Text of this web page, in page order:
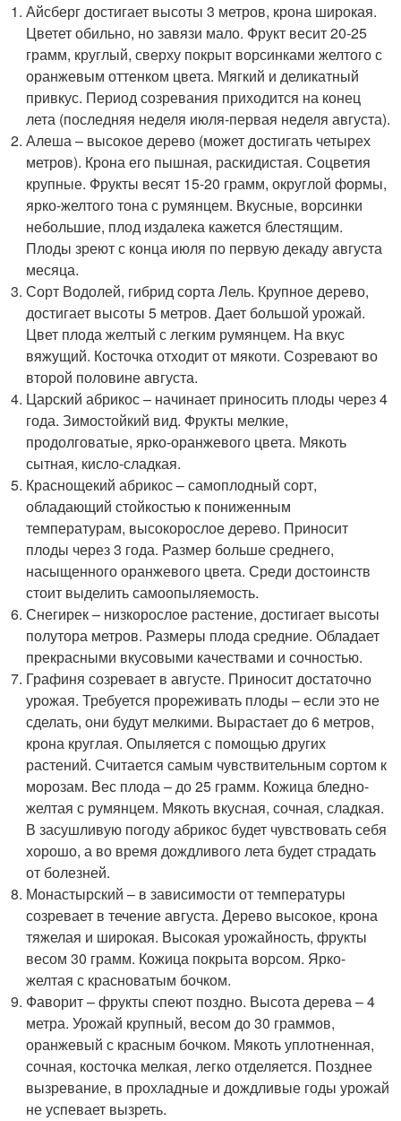
Айсберг достигает высоты 3 метров, крона широкая.
Цветет обильно, но завязи мало. Фрукт весит 20-25
грамм, круглый, сверху покрыт ворсинками желтого с
оранжевым оттенком цвета. Мягкий и деликатный
привкус. Период созревания приходится на конец
лета (последняя неделя июля-первая неделя августа).
Алеша – высокое дерево (может достигать четырех
метров). Крона его пышная, раскидистая. Соцветия
крупные. Фрукты весят 15-20 грамм, округлой формы,
ярко-желтого тона с румянцем. Вкусные, ворсинки
небольшие, плод издалека кажется блестящим.
Плоды зреют с конца июля по первую декаду августа
месяца.
Сорт Водолей, гибрид сорта Лель. Крупное дерево,
достигает высоты 5 метров. Дает большой урожай.
Цвет плода желтый с легким румянцем. На вкус
вяжущий. Косточка отходит от мякоти. Созревают во
второй половине августа.
Царский абрикос – начинает приносить плоды через 4
года. Зимостойкий вид. Фрукты мелкие,
продолговатые, ярко-оранжевого цвета. Мякоть
сытная, кисло-сладкая.
Краснощекий абрикос – самоплодный сорт,
обладающий стойкостью к пониженным
температурам, высокорослое дерево. Приносит
плоды через 3 года. Размер больше среднего,
насыщенного оранжевого цвета. Среди достоинств
стоит выделить самоопыляемость.
Снегирек – низкорослое растение, достигает высоты
полутора метров. Размеры плода средние. Обладает
прекрасными вкусовыми качествами и сочностью.
Графиня созревает в августе. Приносит достаточно
урожая. Требуется прореживать плоды – если это не
сделать, они будут мелкими. Вырастает до 6 метров,
крона круглая. Опыляется с помощью других
растений. Считается самым чувствительным сортом к
морозам. Вес плода – до 25 грамм. Кожица бледно-
желтая с румянцем. Мякоть вкусная, сочная, сладкая.
В засушливую погоду абрикос будет чувствовать себя
хорошо, а во время дождливого лета будет страдать
от болезней.
Монастырский – в зависимости от температуры
созревает в течение августа. Дерево высокое, крона
тяжелая и широкая. Высокая урожайность, фрукты
весом 30 грамм. Кожица покрыта ворсом. Ярко-
желтая с красноватым бочком.
Фаворит – фрукты спеют поздно. Высота дерева – 4
метра. Урожай крупный, весом до 30 граммов,
оранжевый с красным бочком. Мякоть уплотненная,
сочная, косточка мелкая, легко отделяется. Позднее
вызревание, в прохладные и дождливые годы урожай
не успевает вызреть.